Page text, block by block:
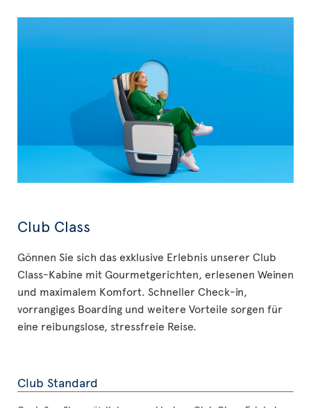
Club Class
Gönnen Sie sich das exklusive Erlebnis unserer Club
Class-Kabine mit Gourmetgerichten, erlesenen Weinen
und maximalem Komfort. Schneller Check-in,
vorrangiges Boarding und weitere Vorteile sorgen für
eine reibungslose, stressfreie Reise.
Club Standard